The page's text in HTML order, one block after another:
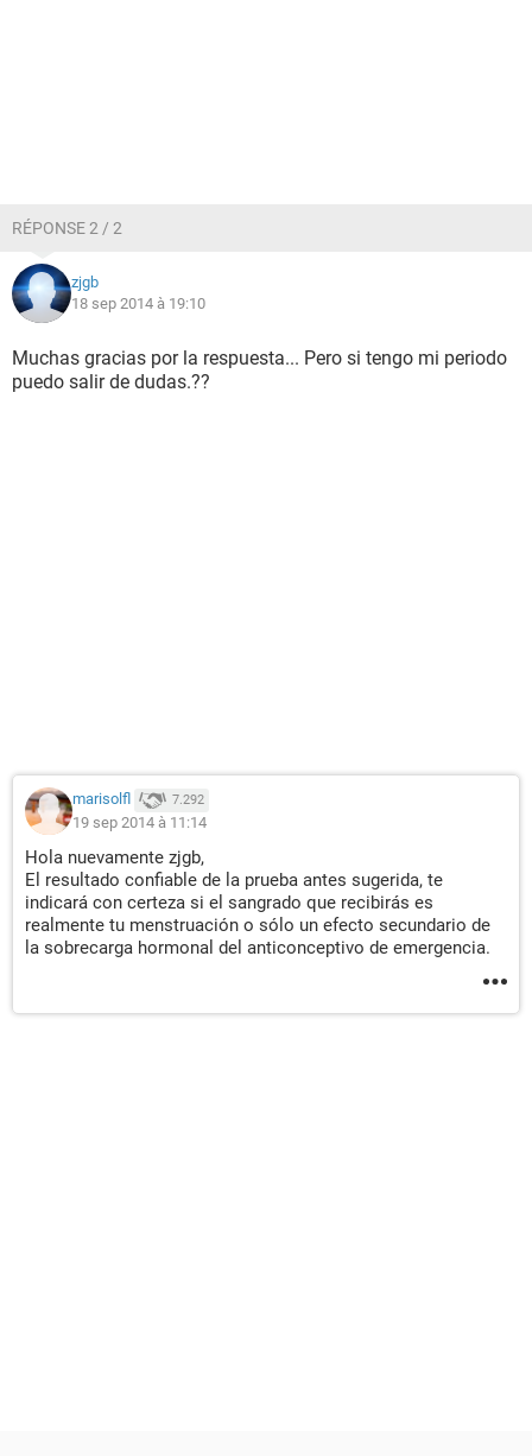
RÉPONSE 2 / 2
zjgb
18 sep 2014 à 19:10
Muchas gracias por la respuesta... Pero si tengo mi periodo
puedo salir de dudas.??
marisolfl 7.292
19 sep 2014 à 11:14
Hola nuevamente zjgb,
El resultado confiable de la prueba antes sugerida, te
indicará con certeza si el sangrado que recibirás es
realmente tu menstruación o sólo un efecto secundario de
la sobrecarga hormonal del anticonceptivo de emergencia.